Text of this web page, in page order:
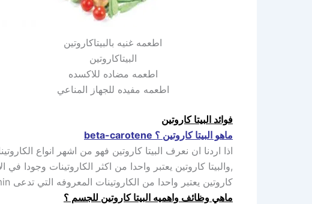
اطعمه غنيه بالبيتاكاروتين
البيتاكاروتين
اطعمه مضاده للاكسده
اطعمه مفيده للجهاز المناعي
فوائد البيتا كاروتين
ماهو البيتا كاروتين ؟ beta-carotene
اذا اردنا ان نعرف البيتا كاروتين فهو من اشهر انواع
كاروتين يعتبر واحدا من الكاروتينات المعروفه التي تدعى provitamin لان الجسم يمكن تحويلها الى الريتينول وهو شكل نشط من فيتامين A
ماهي وظائف واهميه البيتا كاروتين للجسم ؟